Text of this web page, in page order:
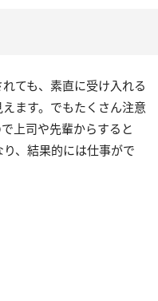
ても、素直に受け入れる
ます。でもたくさん注意
上司や先輩からすると
り、結果的には仕事がで